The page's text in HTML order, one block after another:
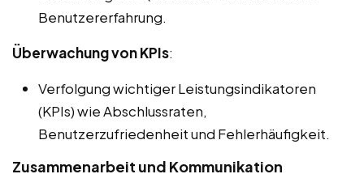
Benutzererfahrung.
Überwachung von KPIs:
Verfolgung wichtiger Leistungsindikatoren
(KPIs) wie Abschlussraten,
Benutzerzufriedenheit und Fehlerhäufigkeit.
Zusammenarbeit und Kommunikation